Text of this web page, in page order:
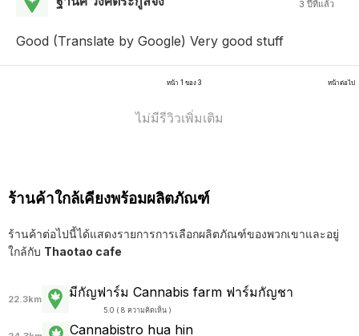
3 ปีที่แล้ว
Good (Translate by Google) Very good stuff
หน้า 1 ของ 3 หน้าต่อไป
ไม่มีรีวิวเพิ่มเติม
ร้านค้าใกล้เคียงพร้อมผลิตภัณฑ์
ร้านค้าต่อไปนี้ได้แสดงรายการการเลือกผลิตภัณฑ์ของพวกเขาและอยู่
ใกล้กับ Thaotao cafe
22.3km มีกัญฟาร์ม Cannabis farm ฟาร์มกัญชา
5.0 ( 8 ความคิดเห็น )
Cannabistro hua hin